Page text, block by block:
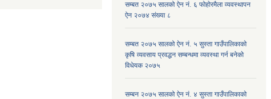
सम्बत २०७५ सालको ऐन नं. ६ फोहोरमैला व्यवस्थापन
ऐन २०७४ संख्या ८
सम्बत २०७५ सालको ऐन नं. ५ सुस्ता गाउँपालिकाको
कृषि व्यवसाय प्रवद्धन सम्बन्धमा व्यवस्था गर्न बनेको
विधेयक २०७५
सम्बन २०७५ सालको ऐन नं. ४ सुस्ता गाउँपालिकाको